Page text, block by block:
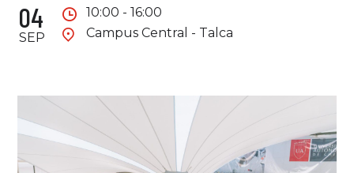
04
SEP
10:00 - 16:00
Campus Central - Talca